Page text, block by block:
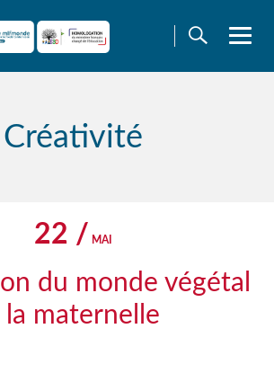
Créativité
22 / MAI
du monde végétal
la maternelle